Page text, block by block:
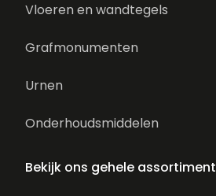
Vloeren en wandtegels
Grafmonumenten
Urnen
Onderhoudsmiddelen
Bekijk ons gehele assortiment